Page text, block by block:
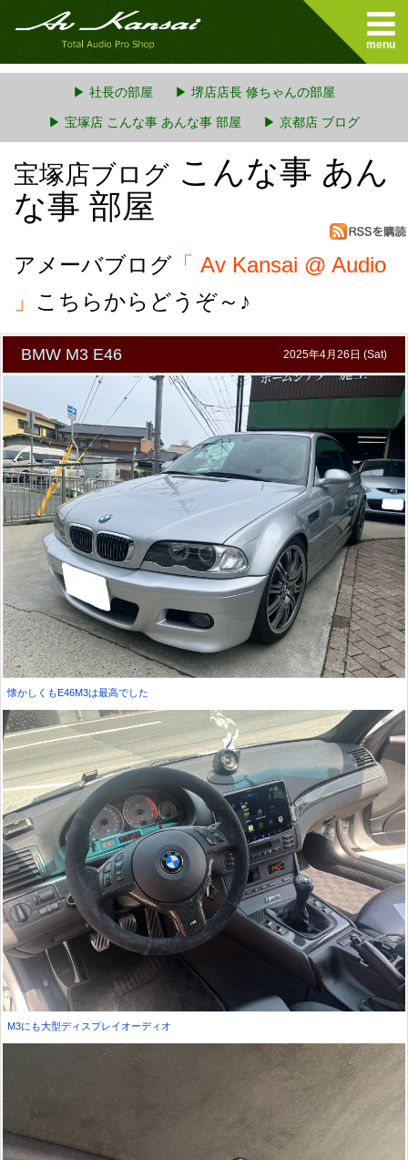
menu
▶ 社長の部屋 ▶ 堺店店長 修ちゃんの部屋
▶ 宝塚店 こんな事 あんな事 部屋 ▶ 京都店 ブログ
宝塚店ブログ こんな事 あん
な事 部屋
アメーバブログ 「 Av Kansai @ Audio
」 こちらからどうぞ～♪
BMW M3 E46 2025年4月26日 (Sat)
懐かしくもE46M3は最高でした
M3にも大型ディスプレイオーディオ